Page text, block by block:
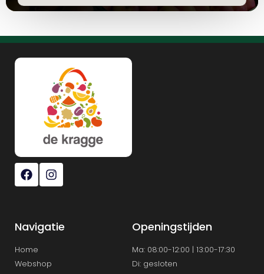
Navigatie
Home
Webshop
Openingstijden
Ma: 08:00-12:00 | 13:00-17:30
Di: gesloten